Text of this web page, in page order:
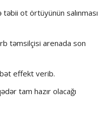
ot örtüyünün salınması
təmsilçisi arenada son
effekt verib.
tam hazır olacağı